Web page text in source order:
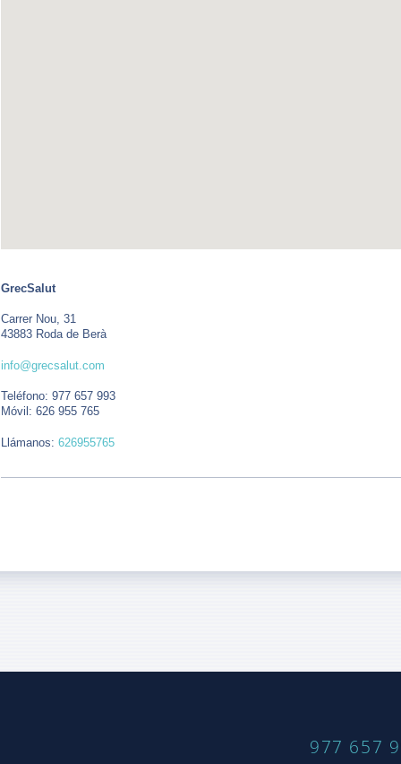
GrecSalut
Carrer Nou, 31
43883 Roda de Berà
info@grecsalut.com
Teléfono: 977 657 993
Móvil: 626 955 765
Llámanos:626955765
977 657